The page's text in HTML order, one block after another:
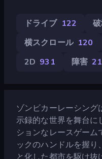
ドライブ 122
横スクロール 120
2D 931 障害
ゾンビカーレーシング
示録的な世界を舞台に
ションなレースゲーム
ックのハンドルを握